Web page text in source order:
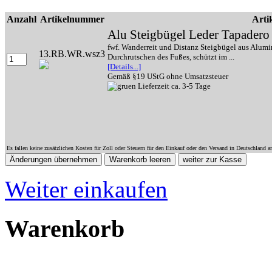
Anzahl Artikelnummer
13.RB.WR.wsz3
Alu Steigbügel Leder Tapadero
fwf. Wanderreit und Distanz Steigbügel aus
Durchrutschen des Fußes, schützt im ...
[Details...]
Gemäß §19 UStG ohne Umsatzsteuer
Lieferzeit ca. 3-5 Tage
Es fallen keine zusätzlichen Kosten für Zoll oder Steuern für den Einkauf oder den Versand in Deutschland
Weiter einkaufen
Warenkorb